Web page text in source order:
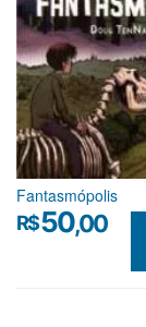
Fantasmópolis
R$50,00